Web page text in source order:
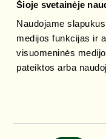
Šioje svetainėje
Naudojame
medijos funkcijas ir
visuomeninės
pateiktos arba